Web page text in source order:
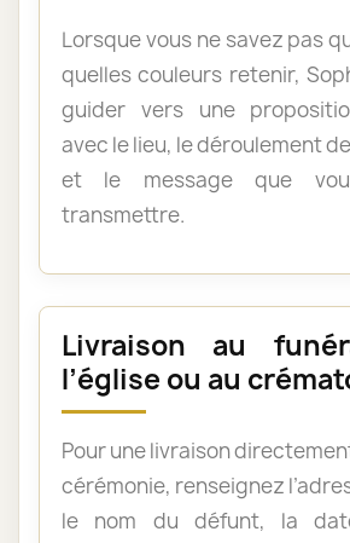
Lorsque vous ne savez pas
quelles couleurs retenir,
guider vers une
avec le lieu, le déroulement
et le message que
transmettre.
Livraison au
l’église ou au
Pour une livraison
cérémonie, renseignez
le nom du défunt, la